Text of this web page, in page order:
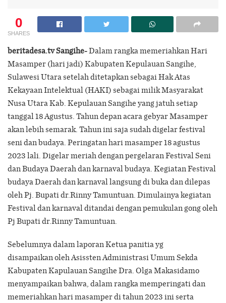
0
SHARES
beritadesa.tv Sangihe-Dalam rangka memeriahkan Hari
Masamper (hari jadi) Kabupaten Kepulauan Sangihe,
Sulawesi Utara setelah ditetapkan sebagai Hak Atas
Kekayaan Intelektual (HAKI) sebagai milik Masyarakat
Nusa Utara Kab. Kepulauan Sangihe yang jatuh setiap
tanggal 18 Agustus. Tahun depan acara gebyar Masamper
akan lebih semarak. Tahun ini saja sudah digelar festival
seni dan budaya. Peringatan hari masamper 18 agustus
2023 lali. Digelar meriah dengan pergelaran Festival Seni
dan Budaya Daerah dan karnaval budaya. Kegiatan Festival
budaya Daerah dan karnaval langsung di buka dan dilepas
oleh Pj. Bupati dr.Rinny Tamuntuan. Dimulainya kegiatan
Festival dan karnaval ditandai dengan pemukulan gong oleh
Pj Bupati dr.Rinny Tamuntuan.
Sebelumnya dalam laporan Ketua panitia yg
disampaikan oleh Asissten Administrasi Umum Sekda
Kabupaten Kapulauan Sangihe Dra. Olga Makasidamo
menyampaikan bahwa, dalam rangka memperingati dan
memeriahkan hari masamper di tahun 2023 ini serta